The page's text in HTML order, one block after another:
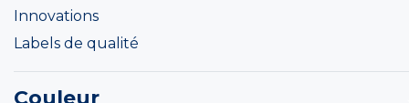
Innovations
Labels de qualité
Couleur